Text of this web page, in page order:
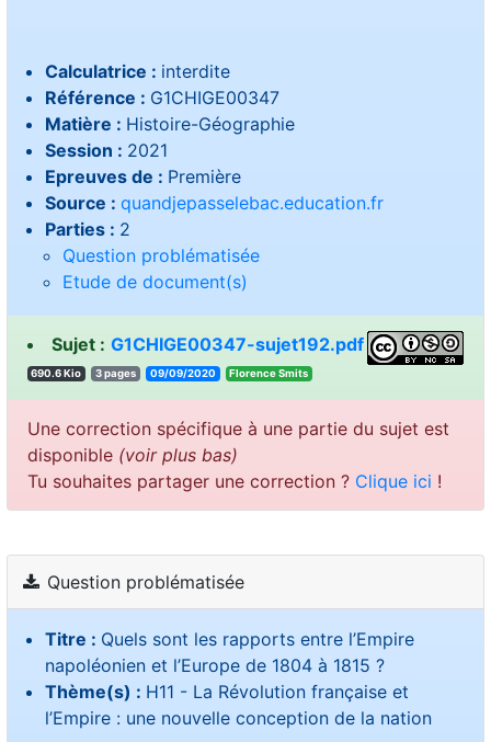
Calculatrice : interdite
Référence : G1CHIGE00347
Matière : Histoire-Géographie
Session : 2021
Epreuves de : Première
Source : quandjepasselebac.education.fr
Parties : 2
Question problématisée
Etude de document(s)
Sujet : G1CHIGE00347-sujet192.pdf
690.6 Kio 3 pages 09/09/2020 stimS ecnerolF
Une correction spécifique à une partie du sujet est
disponible (voir plus bas)
Tu souhaites partager une correction ? Clique ici !
Question problématisée
Titre : Quels sont les rapports entre l’Empire
napoléonien et l’Europe de 1804 à 1815 ?
Thème(s) : H11 - La Révolution française et
l’Empire : une nouvelle conception de la nation